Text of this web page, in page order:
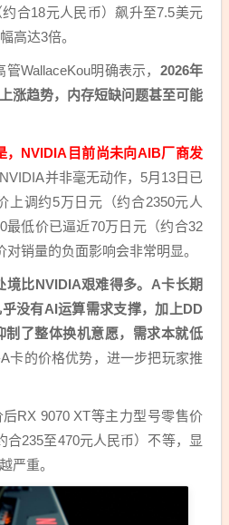
合18元人民币）飙升至7.5美元
高达3倍。
WallaceKou明确表示， 2026年
涨趋势，内存短缺问题甚至可能
，NVIDIA目前尚未向AIB厂商发
并非毫无动作，5月13日已
上调约5万日元（约合2350元人
最低价已逼近70万日元（约合32
销量的负面影响会非常明显。
境比NVIDIA艰难得多。A卡长期
没有AI运算需求支撑，加上DD
制了整体换机意愿，需求本就低
卡的价格优势，进一步把玩家推
RX 9070 XT等主力型号零售价
合235至470元人民币）不等，显
严重。